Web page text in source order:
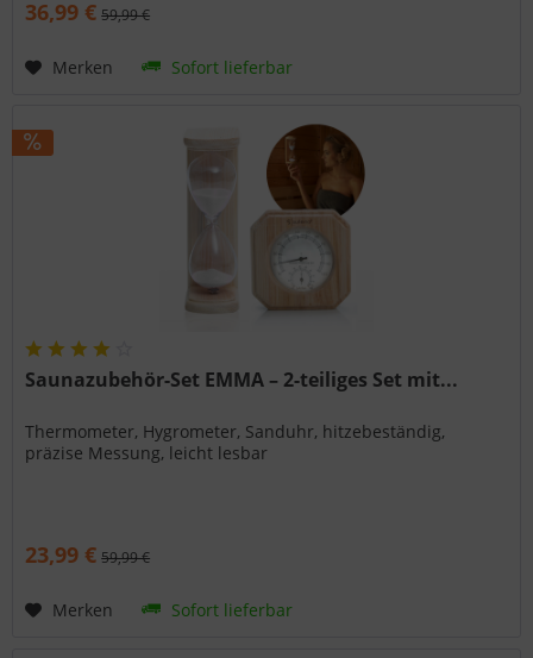
Glaszylinder rieselt zuverlässig nach unten. Beide Geräte
einen schönen Akzent in Ihrer Sauna. Das Aluminium ist
pulverbeschichtet und für hohe Temperaturen bestens
36,99 € 59,99 €
Merken Sofort lieferbar
Saunazubehör-Set EMMA – 2-teiliges Set mit...
Thermometer, Hygrometer, Sanduhr, hitzebeständig,
präzise Messung, leicht lesbar
23,99 € 59,99 €
Merken Sofort lieferbar